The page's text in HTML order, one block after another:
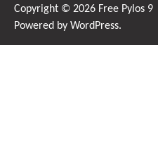
Copyright © 2026 Free Pylos 9
Powered by WordPress.